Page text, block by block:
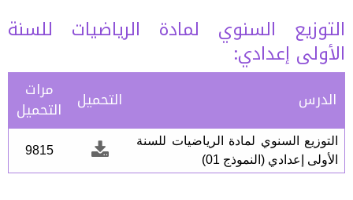
التوزيع السنوي لمادة الرياضيات للسنة
الأولى إعدادي:
الدرس التحميل مرات
التحميل
التوزيع السنوي لمادة الرياضيات للسنة
الأولى إعدادي (النموذج 01)
9815